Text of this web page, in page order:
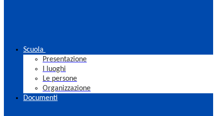
Scuola
Presentazione
I luoghi
Le persone
Organizzazione
Documenti